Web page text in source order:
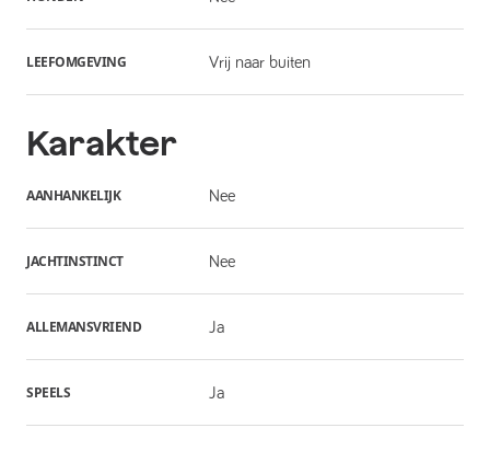
LEEFOMGEVING Vrij naar buiten
Karakter
AANHANKELIJK Nee
JACHTINSTINCT Nee
ALLEMANSVRIEND Ja
SPEELS Ja